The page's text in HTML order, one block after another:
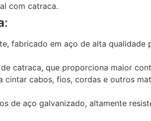
com catraca.
:
fabricado em aço de alta
catraca, que proporciona maior
cintar cabos, fios, cordas e outros
de aço galvanizado, altamente